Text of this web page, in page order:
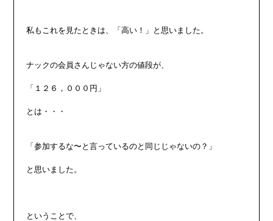
私もこれを見たときは、「高い！」と思いました。
ナックの会員さんじゃない方の値段が、
「１２６，０００円」
とは・・・
「参加するな〜と言っているのと同じじゃないの？」
と思いました。
ということで、